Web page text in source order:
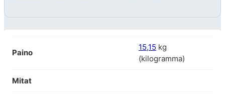
Paino
15,15 kg
(kilogramma)
Mitat